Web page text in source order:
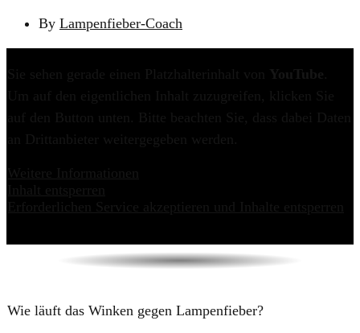
By Lampenfieber-Coach
Wie läuft das Winken gegen Lampenfieber?